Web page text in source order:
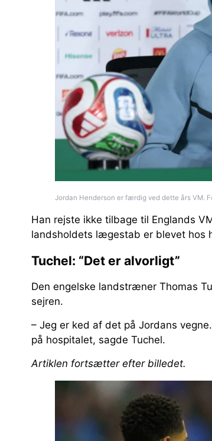
Jordan Henderson er færdig ved dette års VM.
Han rejste ikke tilbage til Englands
landsholdets lægestab er blevet hos
Tuchel: “Det er alvorligt”
Den engelske landstræner Thomas
sejren.
– Jeg er ked af det på Jordans
på hospitalet, sagde Tuchel.
Artiklen fortsætter efter billedet.